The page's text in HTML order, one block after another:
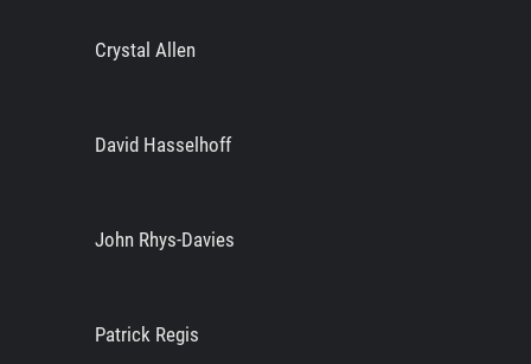
Crystal Allen
David Hasselhoff
John Rhys-Davies
Patrick Regis